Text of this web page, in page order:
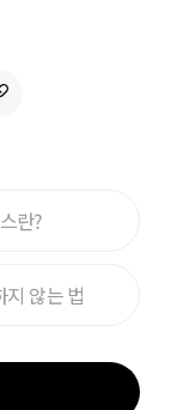
란?
않는 법